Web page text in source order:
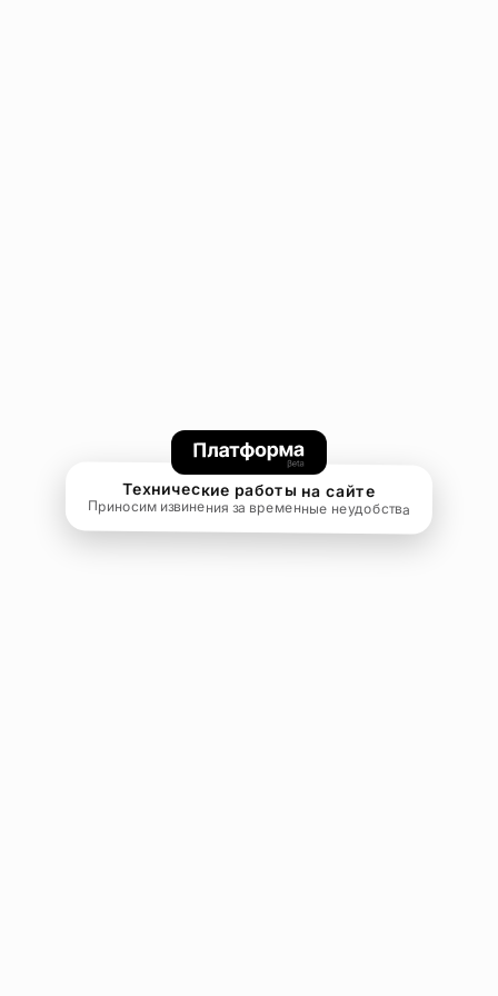
Технические работы на сайте
Приносим извинения за временные неудобства